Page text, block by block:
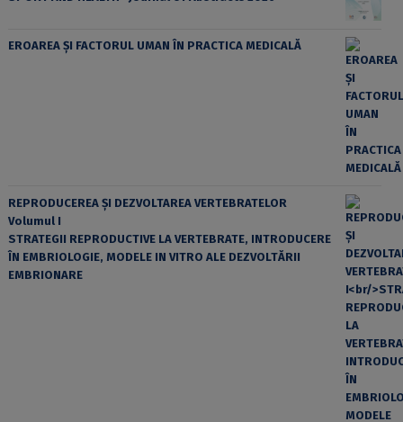
EROAREA ȘI FACTORUL UMAN ÎN PRACTICA MEDICALĂ
REPRODUCEREA ȘI DEZVOLTAREA VERTEBRATELOR
Volumul I
STRATEGII REPRODUCTIVE LA VERTEBRATE, INTRODUCERE
ÎN EMBRIOLOGIE, MODELE IN VITRO ALE DEZVOLTĂRII
EMBRIONARE